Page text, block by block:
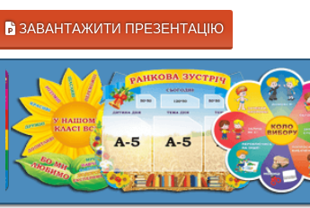
ЗАВАНТАЖИТИ ПРЕЗЕНТАЦІЮ